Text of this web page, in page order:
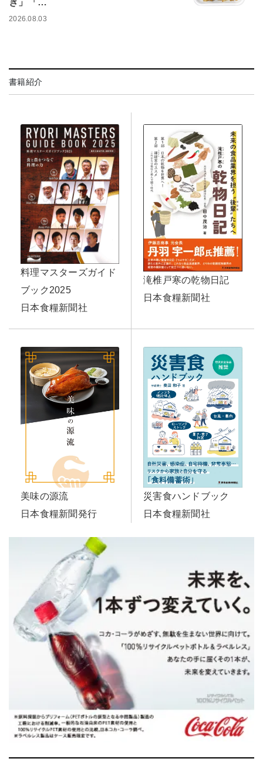
2026.08.03
書籍紹介
料理マスターズガイド
ブック2025
日本食糧新聞社
滝椎戸寒の乾物日記
日本食糧新聞社
美味の源流
日本食糧新聞発行
災害食ハンドブック
日本食糧新聞社